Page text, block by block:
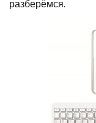
разберёмся.